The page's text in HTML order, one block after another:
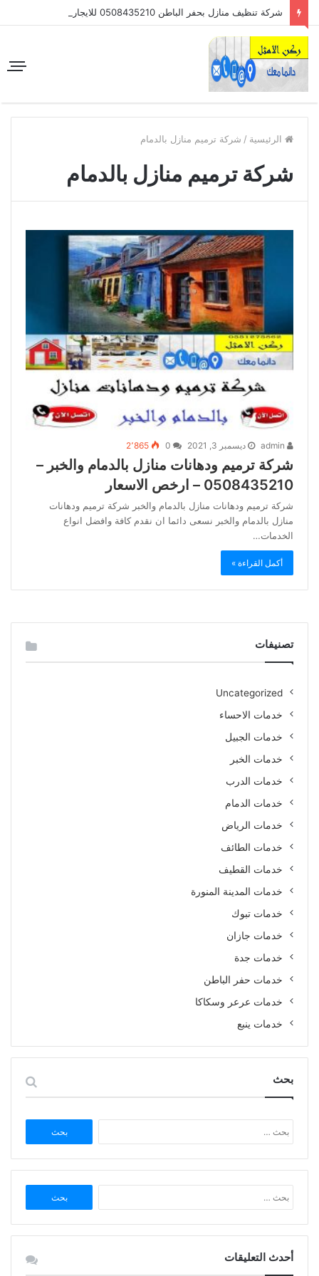
شركة تنظيف منازل بحفر الباطن 0508435210 للايجار
الرئيسية / شركة ترميم منازل بالدمام
شركة ترميم منازل بالدمام
ديسمبر 3, 2021 2٬865
شركة ترميم ودهانات منازل بالدمام والخبر –
0508435210 – ارخص الاسعار
شركة ترميم ودهانات منازل بالدمام والخبر شركة ترميم ودهانات
منازل بالدمام والخبر نسعى دائما ان نقدم كافة وافضل انواع
الخدمات…
أكمل القراءة »
تصنيفات
Uncategorized
خدمات الاحساء
خدمات الجبيل
خدمات الخبر
خدمات الدرب
خدمات الدمام
خدمات الرياض
خدمات الطائف
خدمات القطيف
خدمات المدينة المنورة
خدمات تبوك
خدمات جازان
خدمات جدة
خدمات حفر الباطن
خدمات عرعر وسكاكا
خدمات ينبع
بحث
عن:
عن:
أحدث التعليقات